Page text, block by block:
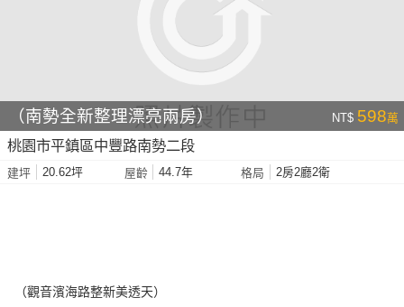
（南勢全新整理漂亮兩房） NT$ 598萬
桃園市平鎮區中豐路南勢二段
建坪 20.62坪 屋齡 44.7年 格局 2房2廳2衛